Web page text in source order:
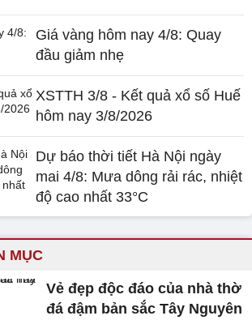
Giá vàng hôm nay 4/8: Quay
đầu giảm nhẹ
XSTTH 3/8 - Kết quả xổ số Huế
hôm nay 3/8/2026
Dự báo thời tiết Hà Nội ngày
mai 4/8: Mưa dông rải rác, nhiệt
độ cao nhất 33°C
MỤC
Vẻ đẹp độc đáo của nhà thờ
đá đậm bản sắc Tây Nguyên